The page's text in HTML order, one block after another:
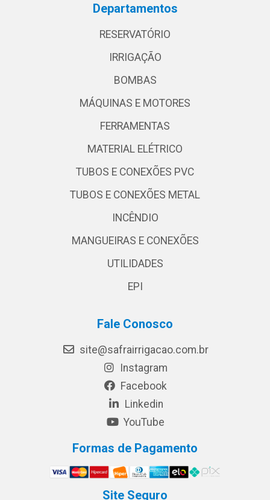
Departamentos
RESERVATÓRIO
IRRIGAÇÃO
BOMBAS
MÁQUINAS E MOTORES
FERRAMENTAS
MATERIAL ELÉTRICO
TUBOS E CONEXÕES PVC
TUBOS E CONEXÕES METAL
INCÊNDIO
MANGUEIRAS E CONEXÕES
UTILIDADES
EPI
Fale Conosco
site@safrairrigacao.com.br
Instagram
Facebook
Linkedin
YouTube
Formas de Pagamento
Site Seguro